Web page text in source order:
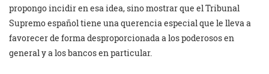
propongo incidir en esa idea, sino mostrar que el Tribunal
Supremo español tiene una querencia especial que le lleva a
favorecer de forma desproporcionada a los poderosos en
general y a los bancos en particular.